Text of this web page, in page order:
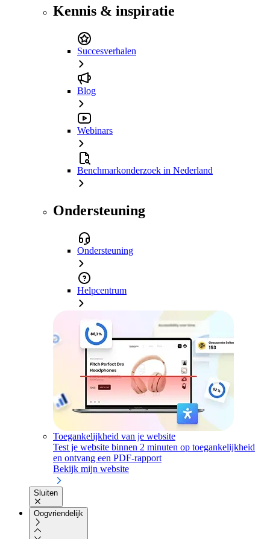
Kennis & inspiratie
Succesverhalen
Blog
Webinars
Benchmarkonderzoek in Nederland
Ondersteuning
Ondersteuning
Helpcentrum
Toegankelijkheid van je website
Test je website binnen 2 minuten op toegankelijkheid
en ontvang een PDF-rapport
Bekijk mijn website
Sluiten
Oogvriendelijk